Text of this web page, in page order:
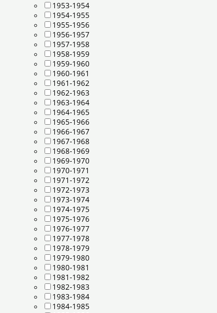
1953-1954
1954-1955
1955-1956
1956-1957
1957-1958
1958-1959
1959-1960
1960-1961
1961-1962
1962-1963
1963-1964
1964-1965
1965-1966
1966-1967
1967-1968
1968-1969
1969-1970
1970-1971
1971-1972
1972-1973
1973-1974
1974-1975
1975-1976
1976-1977
1977-1978
1978-1979
1979-1980
1980-1981
1981-1982
1982-1983
1983-1984
1984-1985